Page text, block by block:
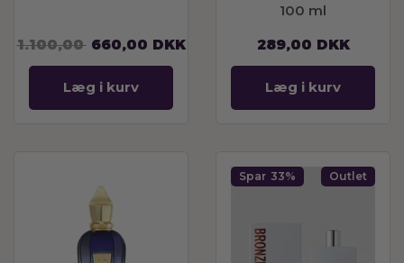
1.100,00 660,00 DKK
Læg i kurv
100 ml
289,00 DKK
Læg i kurv
Spar 33% Outlet